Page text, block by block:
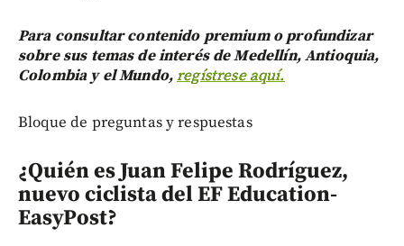
Para consultar contenido premium o profundizar
sobre sus temas de interés de Medellín, Antioquia,
Colombia y el Mundo,regístrese aquí.
Bloque de preguntas y respuestas
¿Quién es Juan Felipe Rodríguez,
nuevo ciclista del EF Education-
EasyPost?